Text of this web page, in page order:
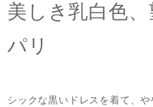
美しき乳白色、
パリ
シックな黒いドレスを着て、や